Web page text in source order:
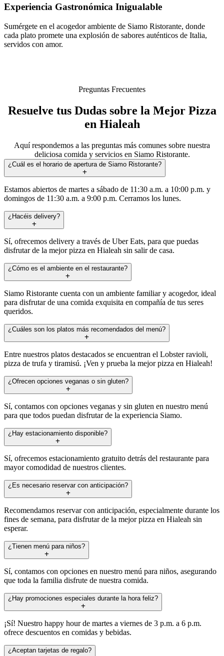
Experiencia Gastronómica Inigualable
Sumérgete en el acogedor ambiente de Siamo Ristorante, donde
cada plato promete una explosión de sabores auténticos de Italia,
servidos con amor.
Preguntas Frecuentes
Resuelve tus Dudas sobre la Mejor Pizza
en Hialeah
Aquí respondemos a las preguntas más comunes sobre nuestra
deliciosa comida y servicios en Siamo Ristorante.
¿Cuál es el horario de apertura de Siamo Ristorante?
Estamos abiertos de martes a sábado de 11:30 a.m. a 10:00 p.m. y
domingos de 11:30 a.m. a 9:00 p.m. Cerramos los lunes.
¿Hacéis delivery?
Sí, ofrecemos delivery a través de Uber Eats, para que puedas
disfrutar de la mejor pizza en Hialeah sin salir de casa.
¿Cómo es el ambiente en el restaurante?
Siamo Ristorante cuenta con un ambiente familiar y acogedor, ideal
para disfrutar de una comida exquisita en compañía de tus seres
queridos.
¿Cuáles son los platos más recomendados del menú?
Entre nuestros platos destacados se encuentran el Lobster ravioli,
pizza de trufa y tiramisú. ¡Ven y prueba la mejor pizza en Hialeah!
¿Ofrecen opciones veganas o sin gluten?
Sí, contamos con opciones veganas y sin gluten en nuestro menú
para que todos puedan disfrutar de la experiencia Siamo.
¿Hay estacionamiento disponible?
Sí, ofrecemos estacionamiento gratuito detrás del restaurante para
mayor comodidad de nuestros clientes.
¿Es necesario reservar con anticipación?
Recomendamos reservar con anticipación, especialmente durante los
fines de semana, para disfrutar de la mejor pizza en Hialeah sin
esperar.
¿Tienen menú para niños?
Sí, contamos con opciones en nuestro menú para niños, asegurando
que toda la familia disfrute de nuestra comida.
¿Hay promociones especiales durante la hora feliz?
¡Sí! Nuestro happy hour de martes a viernes de 3 p.m. a 6 p.m.
ofrece descuentos en comidas y bebidas.
¿Aceptan tarjetas de regalo?